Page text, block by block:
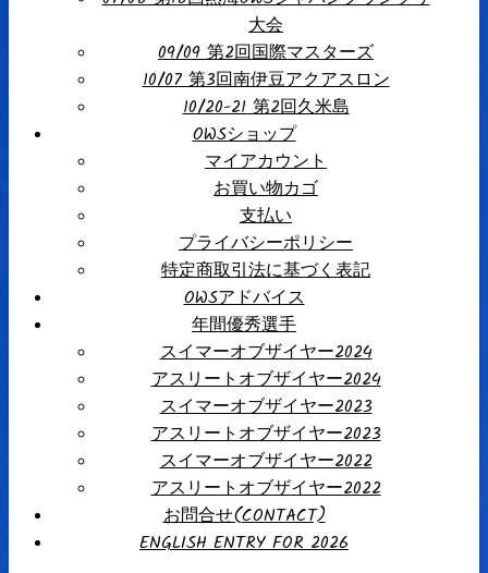
大会
09/09 第2回国際マスターズ
10/07 第3回南伊豆アクアスロン
10/20-21 第2回久米島
OWSショップ
マイアカウント
お買い物カゴ
支払い
プライバシーポリシー
特定商取引法に基づく表記
OWSアドバイス
年間優秀選手
スイマーオブザイヤー2024
アスリートオブザイヤー2024
スイマーオブザイヤー2023
アスリートオブザイヤー2023
スイマーオブザイヤー2022
アスリートオブザイヤー2022
お問合せ(CONTACT)
ENGLISH ENTRY FOR 2026